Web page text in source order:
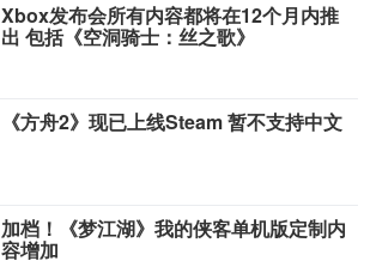
Xbox发布会所有内容都将在12个月内推
出 包括《空洞骑士：丝之歌》
《方舟2》现已上线Steam 暂不支持中文
加档！《梦江湖》我的侠客单机版定制内
容增加